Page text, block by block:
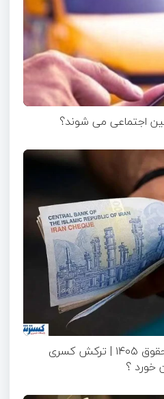
اجتماعی می شوند؟
پیش بینی میزان افزایش حقوق ۱۴۰۵ | ترکش کسری
خورد ؟